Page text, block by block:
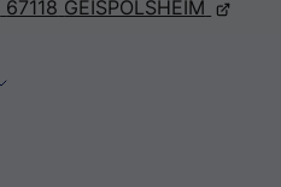
67118 GEISPOLSHEIM